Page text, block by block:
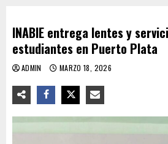
INABIE entrega lentes y
estudiantes en Puerto Plata
ADMIN MARZO 18, 2026